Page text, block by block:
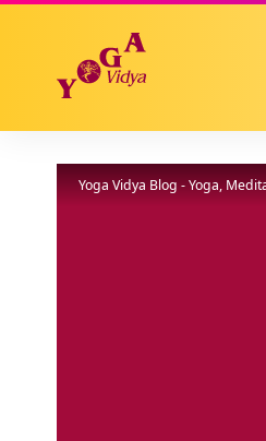
Yoga Vidya Blog - Yoga,